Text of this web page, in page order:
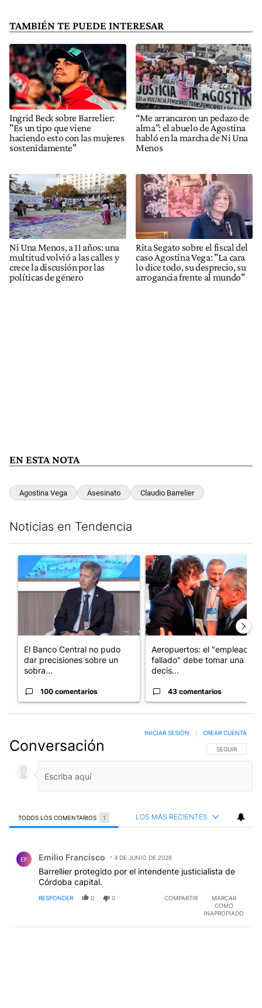
TAMBIÉN TE PUEDE INTERESAR
Ingrid Beck sobre Barrelier:
"Es un tipo que viene
haciendo esto con las mujeres
sostenidamente"
“Me arrancaron un pedazo de
alma”: el abuelo de Agostina
habló en la marcha de Ni Una
Menos
Ni Una Menos, a 11 años: una
multitud volvió a las calles y
crece la discusión por las
políticas de género
Rita Segato sobre el fiscal del
caso Agostina Vega: "La cara
lo dice todo, su desprecio, su
arrogancia frente al mundo"
EN ESTA NOTA
Agostina Vega Asesinato Claudio Barrelier
Noticias en Tendencia
Un artículo de tendencia con el título "El Banco Central no
El Banco Central no pudo
dar precisiones sobre un
sobra...
100 comentarios
Un artículo de tendencia con
Aeropuertos: el "empleado
fallado" debe tomar una
decis...
43 comentarios
Conversación SIGA ESTA
SEGUIR
INICIAR SESIÓN CREAR CUENTA
TODOS LOS COMENTARIOS 1 LOS MÁS RECIENTES
EF Emilio Francisco 4 DE JUNIO DE 2026
Barrellier protegido por el intendente justicialista de
Córdoba capital.
RESPONDER 0 0 COMPARTIR
MARCAR
COMO
INAPROPIADO